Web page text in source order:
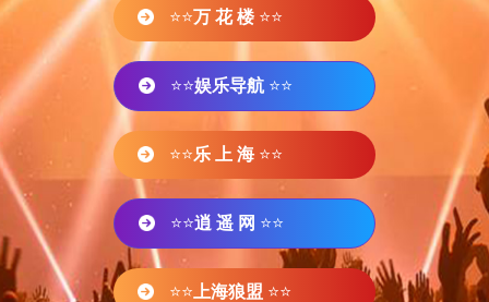
⭐⭐万 花 楼 ⭐⭐
⭐⭐娱乐导航 ⭐⭐
⭐⭐乐 上 海 ⭐⭐
⭐⭐逍 遥 网 ⭐⭐
⭐⭐ 上海狼盟 ⭐⭐